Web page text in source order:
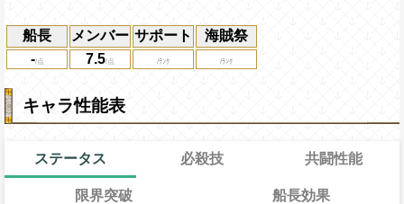
船長 メンバー サポート
海賊祭
-
7.5
キャラ性能表
ステータス 必殺技 共闘性能
限界突破 船長効果